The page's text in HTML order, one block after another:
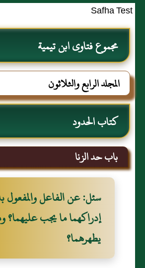
Safha Test
مجموع فتاوى ابن تيمية
المجلد الرابع والثلاثون
كتاب الحدود
باب حد الزنا
سئل: عن الفاعل والمفعول
إدراكهما ما يجب عليهما‏؟‏
يطهرهما‏؟‏